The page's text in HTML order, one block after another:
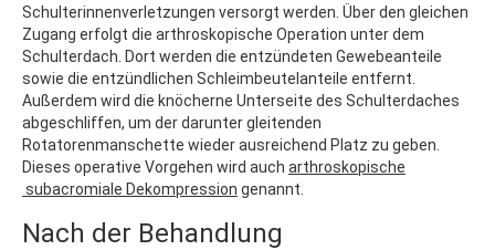
Schulterinnenverletzungen versorgt werden. Über den gleichen
Zugang erfolgt die arthroskopische Operation unter dem
Schulterdach. Dort werden die entzündeten Gewebeanteile
sowie die entzündlichen Schleimbeutelanteile entfernt.
Außerdem wird die knöcherne Unterseite des Schulterdaches
abgeschliffen, um der darunter gleitenden
Rotatorenmanschette wieder ausreichend Platz zu geben.
Dieses operative Vorgehen wird auch arthroskopische
subacromiale Dekompression genannt.
Nach der Behandlung